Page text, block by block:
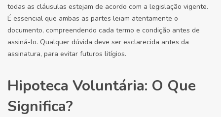
todas as cláusulas estejam de acordo com a legislação vigente.
É essencial que ambas as partes leiam atentamente o
documento, compreendendo cada termo e condição antes de
assiná-lo. Qualquer dúvida deve ser esclarecida antes da
assinatura, para evitar futuros litígios.
Hipoteca Voluntária: O Que
Significa?